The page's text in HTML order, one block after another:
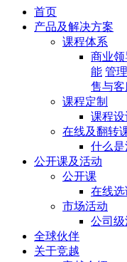
首页
产品及解决方案
课程体系
商业领
能 管
售与客
课程定制
课程
在线及翻转
什么是
公开课及活动
公开课
在线选
市场活动
公司级
全球伙伴
关于竞越